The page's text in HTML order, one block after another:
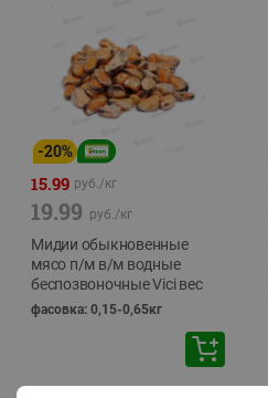
-20%
15.99 руб./кг
19.99 руб./кг
Мидии обыкновенные
мясо п/м в/м водные
беспозвоночные Vici вес
фасовка: 0,15-0,65кг